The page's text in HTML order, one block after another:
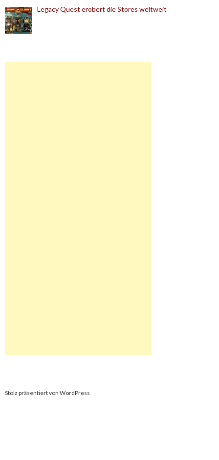
Legacy Quest erobert die Stores weltweit
Stolz präsentiert von WordPress